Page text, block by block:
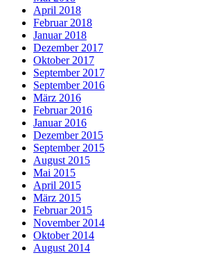
April 2018
Februar 2018
Januar 2018
Dezember 2017
Oktober 2017
September 2017
September 2016
März 2016
Februar 2016
Januar 2016
Dezember 2015
September 2015
August 2015
Mai 2015
April 2015
März 2015
Februar 2015
November 2014
Oktober 2014
August 2014